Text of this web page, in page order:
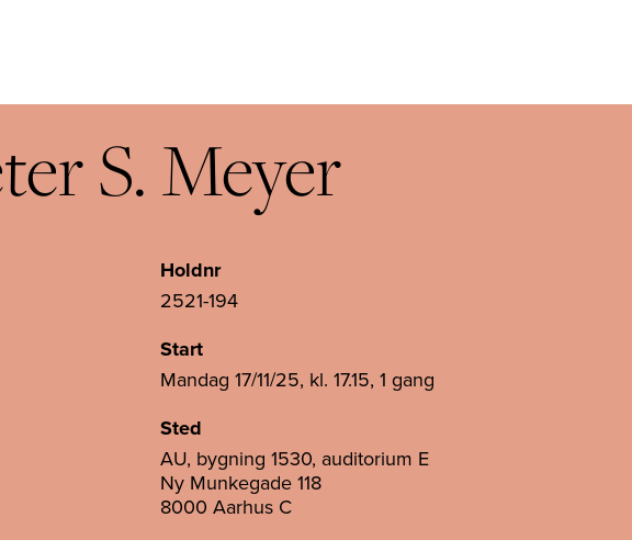
S. Meyer
Holdnr
2521-194
Start
Mandag 17/11/25, kl. 17.15, 1 gang
Sted
AU, bygning 1530, auditorium E
Ny Munkegade 118
8000 Aarhus C